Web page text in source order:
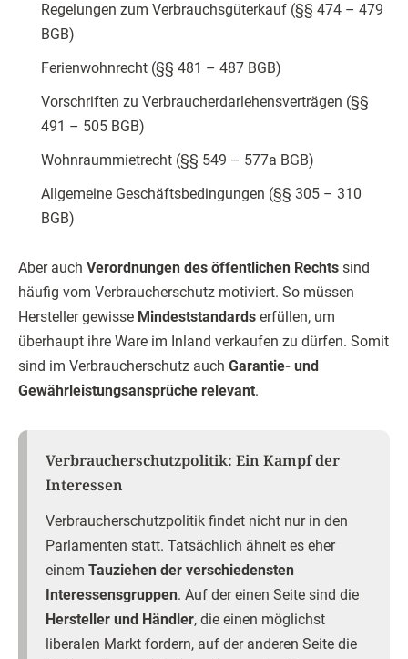
Regelungen zum Verbrauchsgüterkauf (§§ 474 – 479
BGB)
Ferienwohnrecht (§§ 481 – 487 BGB)
Vorschriften zu Verbraucherdarlehensverträgen (§§
491 – 505 BGB)
Wohnraummietrecht (§§ 549 – 577a BGB)
Allgemeine Geschäftsbedingungen (§§ 305 – 310
BGB)
Aber auch Verordnungen des öffentlichen Rechts sind
häufig vom Verbraucherschutz motiviert. So müssen
Hersteller gewisse Mindeststandards erfüllen, um
überhaupt ihre Ware im Inland verkaufen zu dürfen. Somit
sind im Verbraucherschutz auch Garantie- und
Gewährleistungsansprüche relevant.
Verbraucherschutzpolitik: Ein Kampf der
Interessen
Verbraucherschutzpolitik findet nicht nur in den
Parlamenten statt. Tatsächlich ähnelt es eher
einem Tauziehen der verschiedensten
Interessensgruppen. Auf der einen Seite sind die
Hersteller und Händler, die einen möglichst
liberalen Markt fordern, auf der anderen Seite die